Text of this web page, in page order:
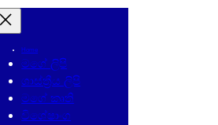
Home
මගේ ලිපි
ශාස්ත්‍රීය ලිපි
මගේ කෘති
විශේෂාංග